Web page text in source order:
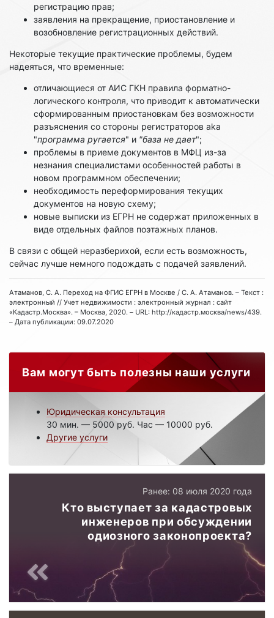
регистрацию прав;
заявления на прекращение, приостановление и
возобновление регистрационных действий.
Некоторые текущие практические проблемы, будем
надеяться, что временные:
отличающиеся от АИС ГКН правила форматно-
логического контроля, что приводит к автоматически
сформированным приостановкам без возможности
разъяснения со стороны регистраторов aka
"программа ругается" и "база не дает";
проблемы в приеме документов в МФЦ из-за
незнания специалистами особенностей работы в
новом программном обеспечении;
необходимость переформирования текущих
документов на новую схему;
новые выписки из ЕГРН не содержат приложенных в
виде отдельных файлов поэтажных планов.
В связи с общей неразберихой, если есть возможность,
сейчас лучше немного подождать с подачей заявлений.
Атаманов, С. А. Переход на ФГИС ЕГРН в Москве / С. А. Атаманов. – Текст :
электронный // Учет недвижимости : электронный журнал : сайт
«Кадастр.Москва». – Москва, 2020. – URL: http://кадастр.москва/news/439.
– Дата публикации: 09.07.2020
Вам могут быть полезны наши услуги
Юридическая консультация
30 мин. — 5000 руб. Час — 10000 руб.
Другие услуги
Ранее: 08 июля 2020 года
Кто выступает за кадастровых
инженеров при обсуждении
одиозного законопроекта?